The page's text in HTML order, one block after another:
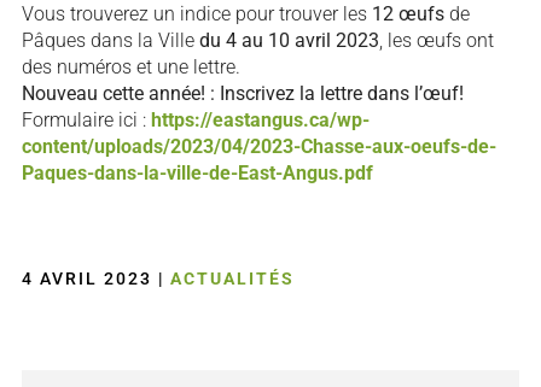
Vous trouverez un indice pour trouver les 12 œufsde
Pâques dans la Ville du 4 au 10 avril 2023 , les œufs ont
des numéros et une lettre.
Nouveau cette année! : Inscrivez la lettre dans l’œuf!
Formulaire ici : https://eastangus.ca/wp-
content/uploads/2023/04/2023-Chasse-aux-oeufs-de-
Paques-dans-la-ville-de-East-Angus.pdf
4 AVRIL 2023 | ACTUALITÉS